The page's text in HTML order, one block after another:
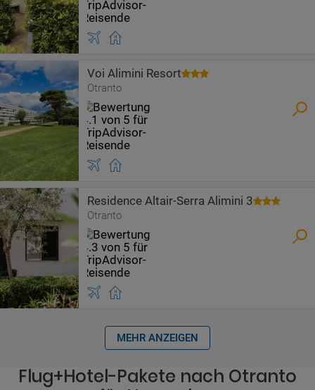
Voi Alimini Resort
Otranto
Residence Altair-Serra Alimini 3
Otranto
MEHR ANZEIGEN
Flug+Hotel-Pakete nach Otranto